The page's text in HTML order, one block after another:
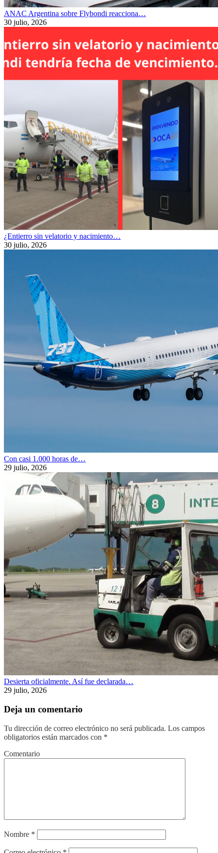
ANAC Argentina sobre Flybondi reacciona…
30 julio, 2026
¿Entierro sin velatorio y nacimiento…
30 julio, 2026
Con casi 1.000 horas de…
29 julio, 2026
Desierta oficialmente. Así fue declarada…
29 julio, 2026
Deja un comentario
Tu dirección de correo electrónico no será publicada. Los campos
obligatorios están marcados con *
Comentario
Nombre *